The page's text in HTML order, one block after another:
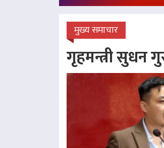
मुख्य समाचार
गृहमन्त्री सुधन